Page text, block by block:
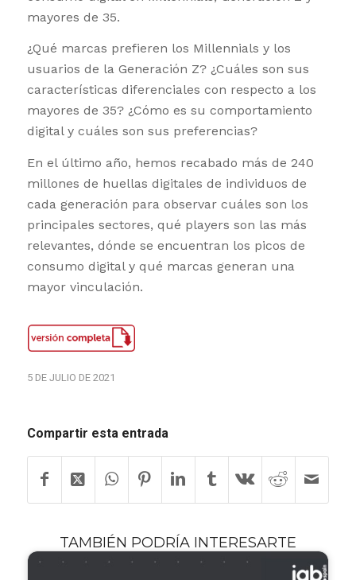
mayores de 35.
¿Qué marcas prefieren los Millennials y los
usuarios de la Generación Z? ¿Cuáles son sus
características diferenciales con respecto a los
mayores de 35? ¿Cómo es su comportamiento
digital y cuáles son sus preferencias?
En el último año, hemos recabado más de 240
millones de huellas digitales de individuos de
cada generación para observar cuáles son los
principales sectores, qué players son las más
relevantes, dónde se encuentran los picos de
consumo digital y qué marcas generan una
mayor vinculación.
5 DE JULIO DE 2021
Compartir esta entrada
TAMBIÉN PODRÍA INTERESARTE